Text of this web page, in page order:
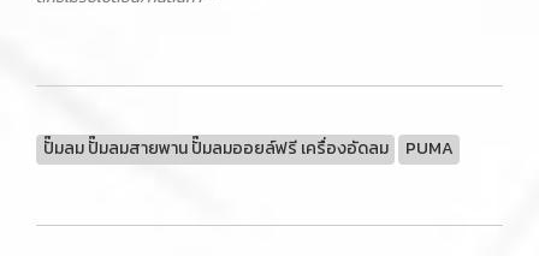
ปั๊มลม ปั๊มลมสายพาน ปั๊มลมออยล์ฟรี เครื่องอัดลม PUMA